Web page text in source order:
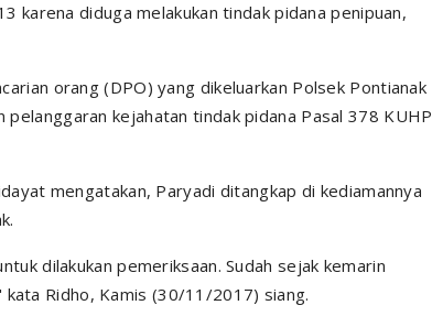
karena diduga melakukan tindak pidana penipuan,
orang (DPO) yang dikeluarkan Polsek Pontianak
kejahatan tindak pidana Pasal 378 KUHP
mengatakan, Paryadi ditangkap di kediamannya
dilakukan pemeriksaan. Sudah sejak kemarin
Ridho, Kamis (30/11/2017) siang.